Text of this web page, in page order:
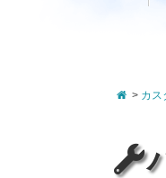
> カス